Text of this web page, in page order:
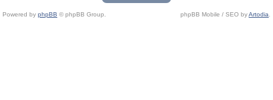
Powered by phpBB © phpBB Group. phpBB Mobile / SEO byArtodia